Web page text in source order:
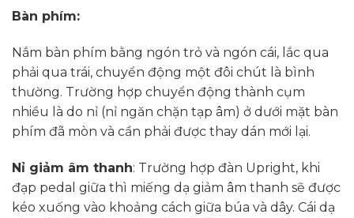
Bàn phím:
Nắm bàn phím bằng ngón trỏ và ngón cái, lắc qua
phải qua trái, chuyển động một đôi chút là bình
thường. Trường hợp chuyển động thành cụm
nhiều là do nỉ (nỉ ngăn chặn tạp âm) ở dưới mặt bàn
phím đã mòn và cần phải được thay dán mới lại.
Nỉ giảm âm thanh: Trường hợp đàn Upright, khi
đạp pedal giữa thì miếng dạ giảm âm thanh sẽ được
kéo xuống vào khoảng cách giữa búa và dây. Cái dạ